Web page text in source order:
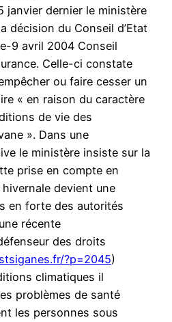
janvier dernier le ministère
décision du Conseil d’Etat
9 avril 2004 Conseil
Celle-ci constate
ou faire cesser un
« en raison du caractère
de vie des
». Dans une
le ministère insiste sur la
prise en compte en
devient une
en forte des autorités
récente
des droits
?p=2045)
climatiques il
problèmes de santé
les personnes sous